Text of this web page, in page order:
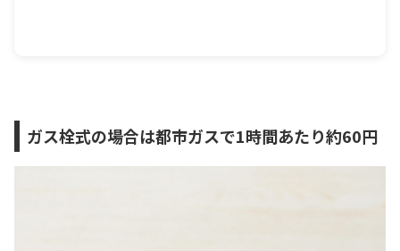
ガス栓式の場合は都市ガスで1時間あたり約60円